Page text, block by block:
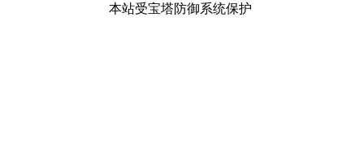
本站受宝塔防御系统保护